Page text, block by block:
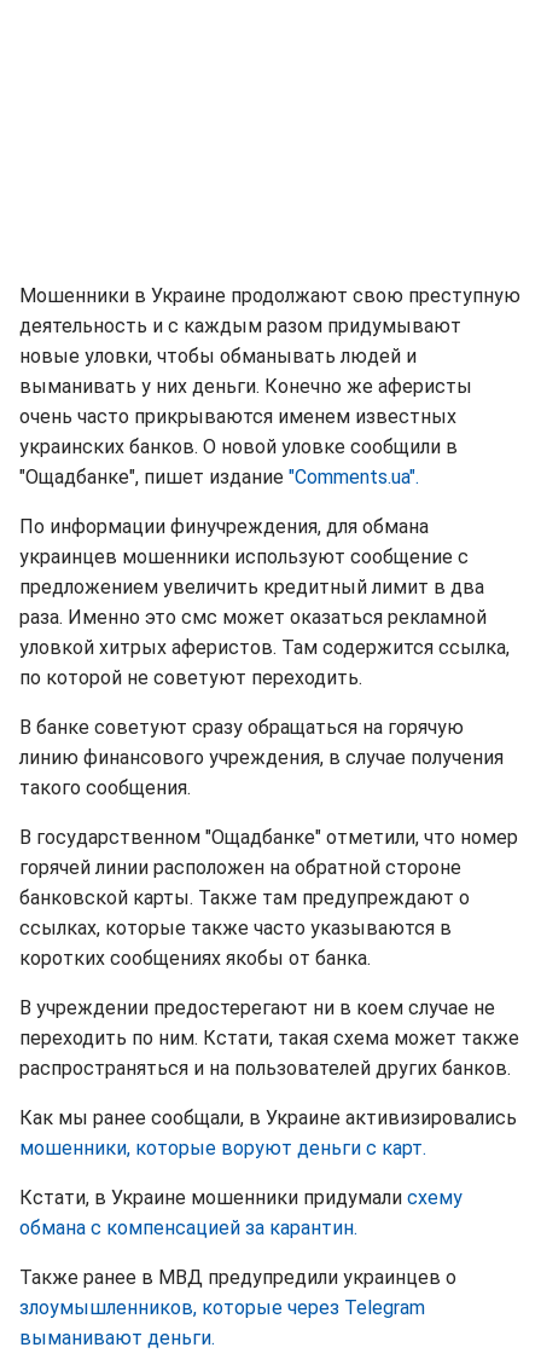
Мошенники в Украине продолжают свою преступную
деятельность и с каждым разом придумывают
новые уловки, чтобы обманывать людей и
выманивать у них деньги. Конечно же аферисты
очень часто прикрываются именем известных
украинских банков. О новой уловке сообщили в
"Ощадбанке", пишет издание "Comments.ua".
По информации финучреждения, для обмана
украинцев мошенники используют сообщение с
предложением увеличить кредитный лимит в два
раза. Именно это смс может оказаться рекламной
уловкой хитрых аферистов. Там содержится ссылка,
по которой не советуют переходить.
В банке советуют сразу обращаться на горячую
линию финансового учреждения, в случае получения
такого сообщения.
В государственном "Ощадбанке" отметили, что номер
горячей линии расположен на обратной стороне
банковской карты. Также там предупреждают о
ссылках, которые также часто указываются в
коротких сообщениях якобы от банка.
В учреждении предостерегают ни в коем случае не
переходить по ним. Кстати, такая схема может также
распространяться и на пользователей других банков.
Как мы ранее сообщали, в Украине активизировались
мошенники, которые воруют деньги с карт.
Кстати, в Украине мошенники придумали схему
обмана с компенсацией за карантин.
Также ранее в МВД предупредили украинцев о
злоумышленников, которые через Telegram
выманивают деньги.